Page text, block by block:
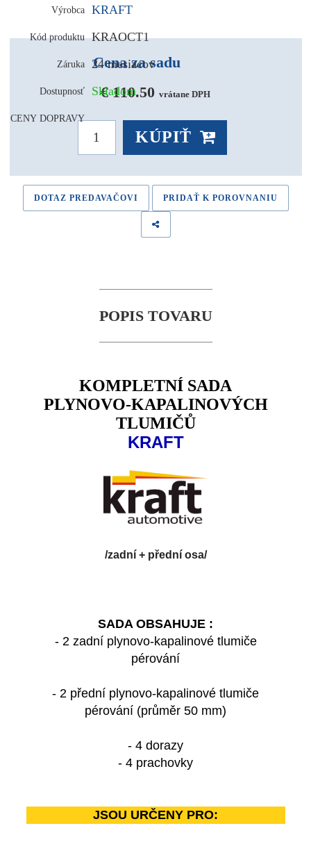
Výrobca KRAFT
Kód produktu KRAOCT1
Záruka 24 mesiacov
Dostupnosť Skladom
CENY DOPRAVY
Cena za sadu
€ 110.50 vrátane DPH
KÚPIŤ
DOTAZ PREDAVAČOVI PRIDAŤ K POROVNANIU
POPIS TOVARU
KOMPLETNÍ SADA
PLYNOVO-KAPALINOVÝCH
TLUMIČŮ
KRAFT
/zadní + přední osa/
SADA OBSAHUJE :
- 2 zadní plynovo-kapalinové tlumiče
pérování
- 2 přední plynovo-kapalinové tlumiče
pérování (průměr 50 mm)
- 4 dorazy
- 4 prachovky
JSOU URČENY PRO: